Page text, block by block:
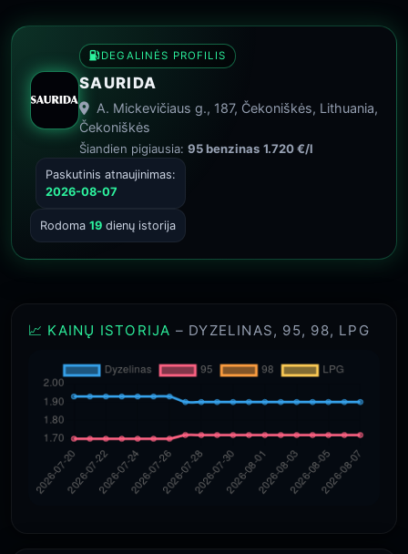
DEGALINĖS PROFILIS
SAURIDA
A. Mickevičiaus g., 187, Čekoniškės, Lithuania,
Čekoniškės
Šiandien pigiausia: 95 benzinas 1.720 €/l
Paskutinis atnaujinimas:
2026-08-07
Rodoma 19 dienų istorija
📈 KAINŲ ISTORIJA – DYZELINAS, 95, 98, LPG